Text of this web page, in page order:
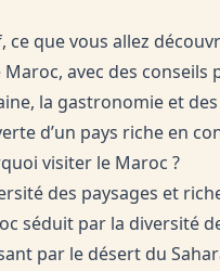
ce que vous allez
Maroc, avec des
la gastronomie et
d’un pays riche en
visiter le Maroc ?
des paysages et
séduit par la diversité
par le désert du